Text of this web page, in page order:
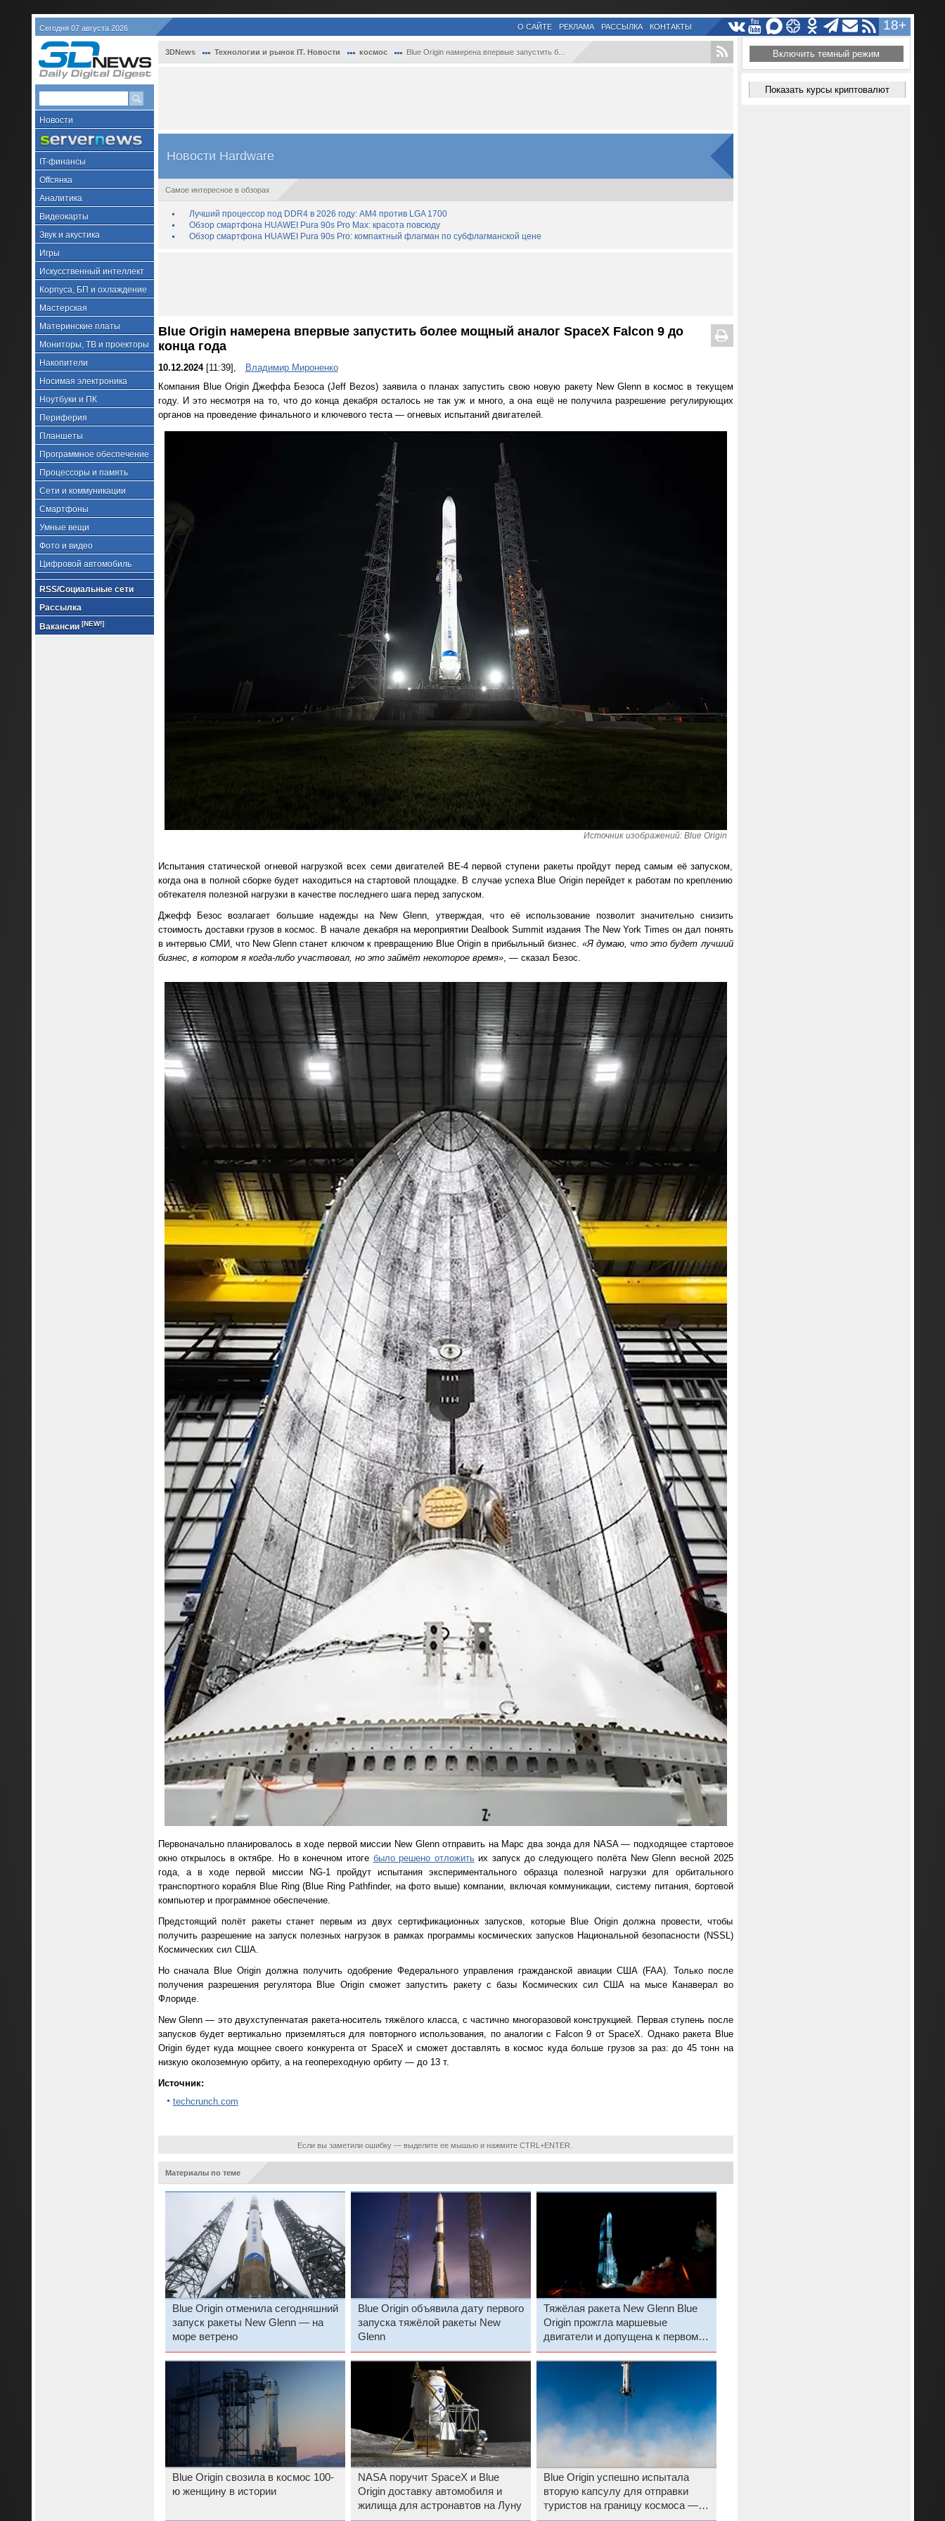
Сегодня 07 августа 2026 18+
О САЙТЕ РЕКЛАМА РАССЫЛКА КОНТАКТЫ
Новости
IT-финансы
Offсянка
Аналитика
Видеокарты
Звук и акустика
Игры
Искусственный интеллект
Корпуса, БП и охлаждение
Мастерская
Материнские платы
Мониторы, ТВ и проекторы
Накопители
Носимая электроника
Ноутбуки и ПК
Периферия
Планшеты
Программное обеспечение
Процессоры и память
Сети и коммуникации
Смартфоны
Умные вещи
Фото и видео
Цифровой автомобиль
RSS/Социальные сети
Рассылка
Вакансии [NEW!]
3DNews Технологии и рынок IT. Новости космос Blue Origin намерена впервые запустить б...
Новости Hardware
Самое интересное в обзорах
Лучший процессор под DDR4 в 2026 году: AM4 против LGA 1700
Обзор смартфона HUAWEI Pura 90s Pro Max: красота повсюду
Обзор смартфона HUAWEI Pura 90s Pro: компактный флагман по субфлагманской цене
Blue Origin намерена впервые запустить более мощный аналог SpaceX Falcon 9 до
конца года
10.12.2024[11:39],
Владимир Мироненко
Компания Blue Origin Джеффа Безоса (Jeff Bezos) заявила о планах запустить свою новую ракету New Glenn в космос в текущем
году. И это несмотря на то, что до конца декабря осталось не так уж и много, а она ещё не получила разрешение регулирующих
органов на проведение финального и ключевого теста — огневых испытаний двигателей.
Источник изображений: Blue Origin
Испытания статической огневой нагрузкой всех семи двигателей BE-4 первой ступени ракеты пройдут перед самым её запуском,
когда она в полной сборке будет находиться на стартовой площадке. В случае успеха Blue Origin перейдет к работам по креплению
обтекателя полезной нагрузки в качестве последнего шага перед запуском.
Джефф Безос возлагает большие надежды на New Glenn, утверждая, что её использование позволит значительно снизить
стоимость доставки грузов в космос. В начале декабря на мероприятии Dealbook Summit издания The New York Times он дал понять
в интервью СМИ, что New Glenn станет ключом к превращению Blue Origin в прибыльный бизнес. «Я думаю, что это будет лучший
бизнес, в котором я когда-либо участвовал, но это займёт некоторое время», — сказал Безос.
Первоначально планировалось в ходе первой миссии New Glenn отправить на Марс два зонда для NASA — подходящее стартовое
окно открылось в октябре. Но в конечном итоге было решено отложитьих запуск до следующего полёта New Glenn весной 2025
года, а в ходе первой миссии NG-1 пройдут испытания экспериментального образца полезной нагрузки для орбитального
транспортного корабля Blue Ring (Blue Ring Pathfinder, на фото выше) компании, включая коммуникации, систему питания, бортовой
компьютер и программное обеспечение.
Предстоящий полёт ракеты станет первым из двух сертификационных запусков, которые Blue Origin должна провести, чтобы
получить разрешение на запуск полезных нагрузок в рамках программы космических запусков Национальной безопасности (NSSL)
Космических сил США.
Но сначала Blue Origin должна получить одобрение Федерального управления гражданской авиации США (FAA). Только после
получения разрешения регулятора Blue Origin сможет запустить ракету с базы Космических сил США на мысе Канаверал во
Флориде.
New Glenn — это двухступенчатая ракета-носитель тяжёлого класса, с частично многоразовой конструкцией. Первая ступень после
запусков будет вертикально приземляться для повторного использования, по аналогии с Falcon 9 от SpaceX. Однако ракета Blue
Origin будет куда мощнее своего конкурента от SpaceX и сможет доставлять в космос куда больше грузов за раз: до 45 тонн на
низкую околоземную орбиту, а на геопереходную орбиту — до 13 т.
Источник:
techcrunch.com
Если вы заметили ошибку — выделите ее мышью и нажмите CTRL+ENTER.
Материалы по теме
Blue Origin отменила сегодняшний
запуск ракеты New Glenn — на
море ветрено
Blue Origin объявила дату первого
запуска тяжёлой ракеты New
Glenn
Тяжёлая ракета New Glenn Blue
Origin прожгла маршевые
двигатели и допущена к первому
запуску
Blue Origin свозила в космос 100-
ю женщину в истории
NASA поручит SpaceX и Blue
Origin доставку автомобиля и
жилища для астронавтов на Луну
Blue Origin успешно испытала
вторую капсулу для отправки
туристов на границу космоса —
Включить темный режим
Показать курсы криптовалют